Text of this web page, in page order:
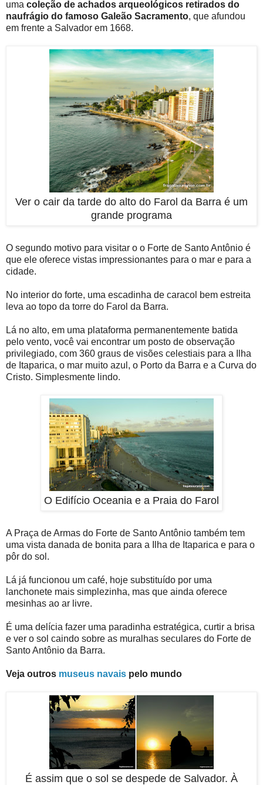
uma coleção de achados arqueológicos retirados do
naufrágio do famoso Galeão Sacramento, que afundou
em frente a Salvador em 1668.
Ver o cair da tarde do alto do Farol da Barra é um
grande programa
O segundo motivo para visitar o o Forte de Santo Antônio é
que ele oferece vistas impressionantes para o mar e para a
cidade.
No interior do forte, uma escadinha de caracol bem estreita
leva ao topo da torre do Farol da Barra.
Lá no alto, em uma plataforma permanentemente batida
pelo vento, você vai encontrar um posto de observação
privilegiado, com 360 graus de visões celestiais para a Ilha
de Itaparica, o mar muito azul, o Porto da Barra e a Curva do
Cristo. Simplesmente lindo.
O Edifício Oceania e a Praia do Farol
A Praça de Armas do Forte de Santo Antônio também tem
uma vista danada de bonita para a Ilha de Itaparica e para o
pôr do sol.
Lá já funcionou um café, hoje substituído por uma
lanchonete mais simplezinha, mas que ainda oferece
mesinhas ao ar livre.
É uma delícia fazer uma paradinha estratégica, curtir a brisa
e ver o sol caindo sobre as muralhas seculares do Forte de
Santo Antônio da Barra.
Veja outros museus navais pelo mundo
É assim que o sol se despede de Salvador. À